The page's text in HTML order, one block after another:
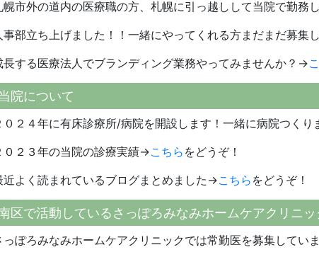
幌市外の道内の医療職の方、札幌に引っ越しして当院で勤務
事部立ち上げました！！一緒にやってくれる方まだまだ募集
長する医療法人でブランディング業務やってみませんか？→
院について
０２４年に有床診療所/病院を開設します！一緒に病院つく
０２３年の当院の診療実績→こちら をどうぞ！
近よく読まれているブログまとめました→こちら をどうぞ！
区で活動しているさっぽろみなみホームケアクリニッ
っぽろみなみホームケアクリニックでは常勤医を募集してい